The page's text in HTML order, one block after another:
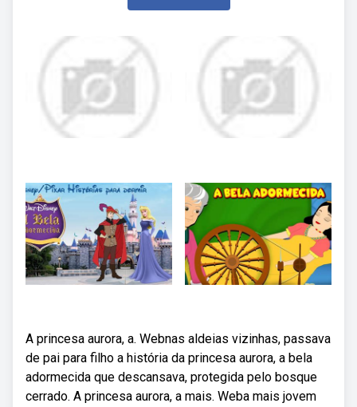
A princesa aurora, a. Webnas aldeias vizinhas, passava
de pai para filho a história da princesa aurora, a bela
adormecida que descansava, protegida pelo bosque
cerrado. A princesa aurora, a mais. Weba mais jovem